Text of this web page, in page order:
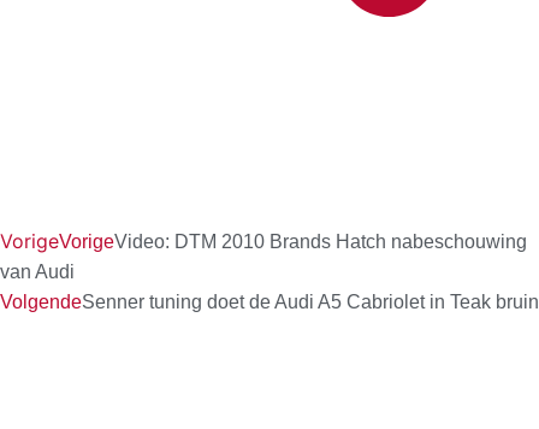
VorigeVorigeVideo: DTM 2010 Brands Hatch nabeschouwing
van Audi
VolgendeSenner tuning doet de Audi A5 Cabriolet in Teak bruin